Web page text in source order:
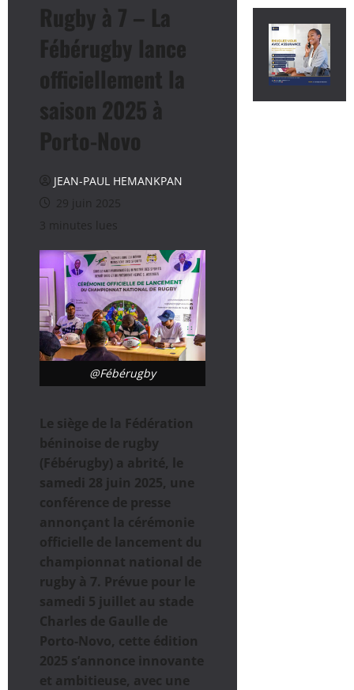
Rugby à 7 – La
Fébérugby lance
officiellement la
saison 2025 à
Porto-Novo
JEAN-PAUL HEMANKPAN
29 juin 2025
3 minutes lues
@Fébérugby
Le siège de la Fédération
béninoise de rugby
(Fébérugby) a abrité, le
samedi 28 juin 2025, une
conférence de presse
annonçant la cérémonie
officielle de lancement du
championnat national de
rugby à 7. Prévue pour le
samedi 5 juillet au stade
Charles de Gaulle de
Porto-Novo, cette édition
2025 s’annonce innovante
et ambitieuse, avec une